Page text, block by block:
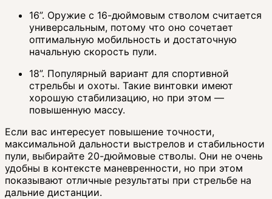
16”. Оружие с 16-дюймовым стволом считается
универсальным, потому что оно сочетает
оптимальную мобильность и достаточную
начальную скорость пули.
18”. Популярный вариант для спортивной
стрельбы и охоты. Такие винтовки имеют
хорошую стабилизацию, но при этом —
повышенную массу.
Если вас интересует повышение точности,
максимальной дальности выстрелов и стабильности
пули, выбирайте 20-дюймовые стволы. Они не очень
удобны в контексте маневренности, но при этом
показывают отличные результаты при стрельбе на
дальние дистанции.